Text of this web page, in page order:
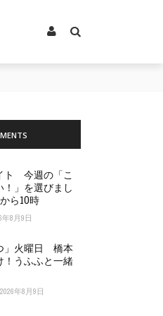
ト 今週の「こ
」を選びまし
ら10時
年8月9日
」火曜日 橋本
！うふふと一緒
2026年8月9日